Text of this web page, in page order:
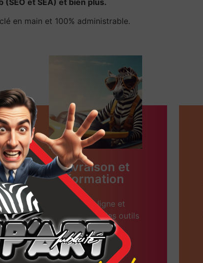
et SEA) et bien plus.
en main et 100% administrable.
Livraison et
formation
Mise en ligne et
formation sur les outils